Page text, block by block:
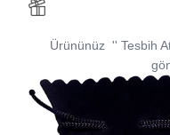
Ürününüz '' Tesbih